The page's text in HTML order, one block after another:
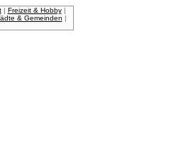
| Freizeit & Hobby|
& Gemeinden |